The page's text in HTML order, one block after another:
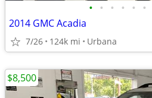
• • • • • •
2014 GMC Acadia
7/26 124k mi Urbana
$8,500